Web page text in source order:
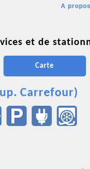
A propos
et de
Carte
Carrefour)